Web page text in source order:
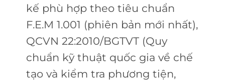
kế phù hợp theo tiêu chuẩn
F.E.M 1.001 (phiên bản mới nhất),
QCVN 22:2010/BGTVT (Quy
chuẩn kỹ thuật quốc gia về chế
tạo và kiểm tra phương tiện,